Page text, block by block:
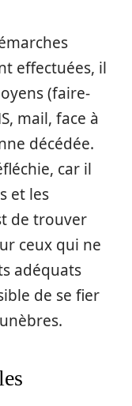
effectuées, il
(faire-
mail, face à
décédée.
car il
et les
de trouver
ceux qui ne
adéquats
de se fier